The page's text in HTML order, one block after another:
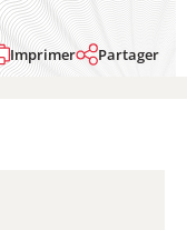
Imprimer Partager